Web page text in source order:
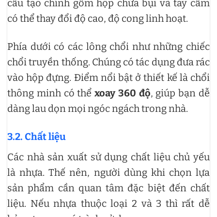
cấu tạo chính gồm hộp chứa bụi và tay cầm
có thể thay đổi độ cao, độ cong linh hoạt.
Phía dưới có các lông chổi như những chiếc
chổi truyền thống. Chúng có tác dụng đưa rác
vào hộp đựng. Điểm nổi bật ở thiết kế là chổi
thông minh có thểxoay 360 độ, giúp bạn dễ
dàng lau dọn mọi ngóc ngách trong nhà.
3.2. Chất liệu
Các nhà sản xuất sử dụng chất liệu chủ yếu
là nhựa. Thế nên, người dùng khi chọn lựa
sản phẩm cần quan tâm đặc biệt đến chất
liệu. Nếu nhựa thuộc loại 2 và 3 thì rất dễ